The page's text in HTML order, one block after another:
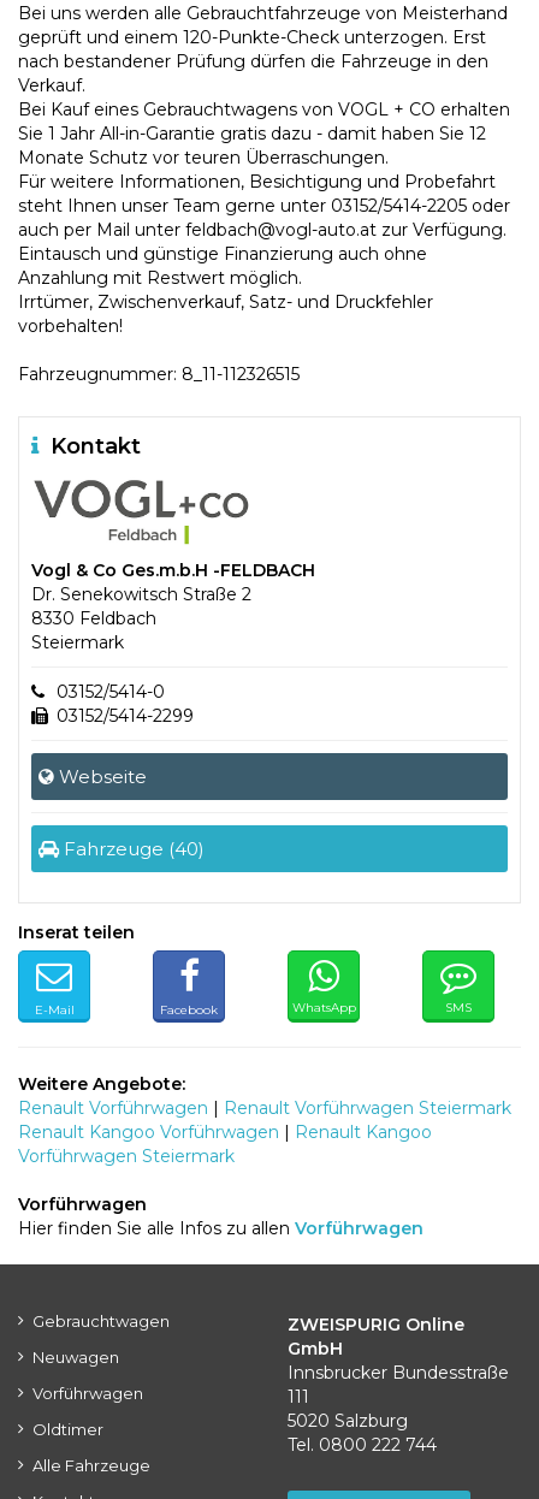
Bei uns werden alle Gebrauchtfahrzeuge von Meisterhand
geprüft und einem 120-Punkte-Check unterzogen. Erst
nach bestandener Prüfung dürfen die Fahrzeuge in den
Verkauf.
Bei Kauf eines Gebrauchtwagens von VOGL + CO erhalten
Sie 1 Jahr All-in-Garantie gratis dazu - damit haben Sie 12
Monate Schutz vor teuren Überraschungen.
Für weitere Informationen, Besichtigung und Probefahrt
steht Ihnen unser Team gerne unter 03152/5414-2205 oder
auch per Mail unter feldbach@vogl-auto.at zur Verfügung.
Eintausch und günstige Finanzierung auch ohne
Anzahlung mit Restwert möglich.
Irrtümer, Zwischenverkauf, Satz- und Druckfehler
vorbehalten!
Fahrzeugnummer: 8_11-112326515
Kontakt
Vogl & Co Ges.m.b.H -FELDBACH
Dr. Senekowitsch Straße 2
8330 Feldbach
Steiermark
03152/5414-0
03152/5414-2299
Webseite
Fahrzeuge (40)
Inserat teilen
E-Mail Facebook WhatsApp SMS
Weitere Angebote:
Renault Vorführwagen | Renault Vorführwagen Steiermark
Renault Kangoo Vorführwagen | Renault Kangoo
Vorführwagen Steiermark
Vorführwagen
Hier finden Sie alle Infos zu allen Vorführwagen
Gebrauchtwagen
Neuwagen
Vorführwagen
Oldtimer
Alle Fahrzeuge
ZWEISPURIG Online
GmbH
Innsbrucker Bundesstraße
111
5020 Salzburg
Tel. 0800 222 744